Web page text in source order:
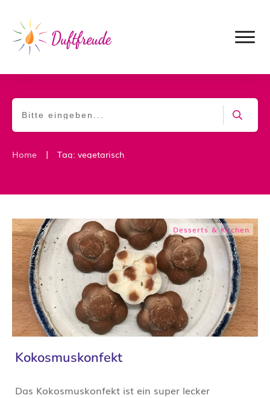
Home | Tag: vegetarisch
Desserts & Kuchen
Kokosmuskonfekt
Das Kokosmuskonfekt ist ein super lecker